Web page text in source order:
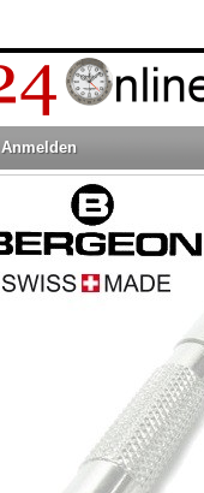
Anmelden